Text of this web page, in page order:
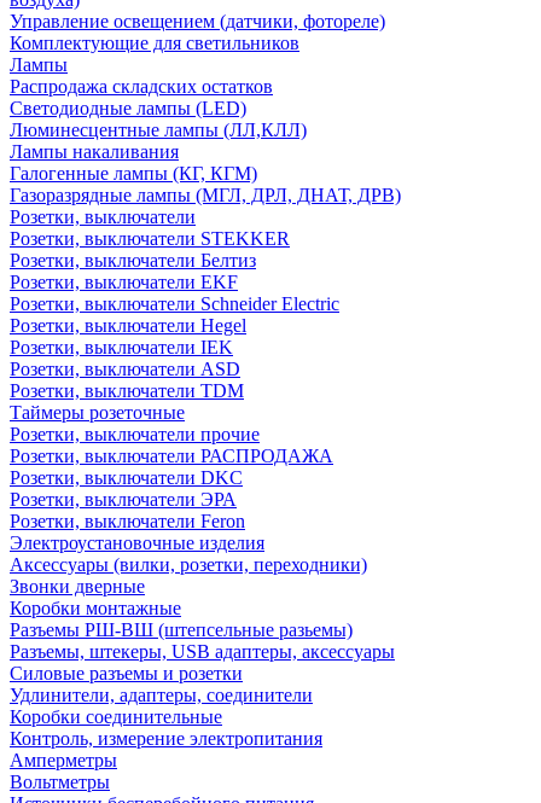
Управление освещением (датчики, фотореле)
Комплектующие для светильников
Лампы
Распродажа складских остатков
Светодиодные лампы (LED)
Люминесцентные лампы (ЛЛ,КЛЛ)
Лампы накаливания
Галогенные лампы (КГ, КГМ)
Газоразрядные лампы (МГЛ, ДРЛ, ДНАТ, ДРВ)
Розетки, выключатели
Розетки, выключатели STEKKER
Розетки, выключатели Белтиз
Розетки, выключатели EKF
Розетки, выключатели Schneider Electric
Розетки, выключатели Hegel
Розетки, выключатели IEK
Розетки, выключатели ASD
Розетки, выключатели TDM
Таймеры розеточные
Розетки, выключатели прочие
Розетки, выключатели РАСПРОДАЖА
Розетки, выключатели DKC
Розетки, выключатели ЭРА
Розетки, выключатели Feron
Электроустановочные изделия
Аксессуары (вилки, розетки, переходники)
Звонки дверные
Коробки монтажные
Разъемы РШ-ВШ (штепсельные разьемы)
Разъемы, штекеры, USB адаптеры, аксессуары
Силовые разъемы и розетки
Удлинители, адаптеры, соединители
Коробки соединительные
Контроль, измерение электропитания
Амперметры
Вольтметры